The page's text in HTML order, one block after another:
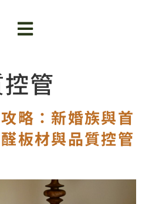
管
略：新婚族與首
板材與品質控管